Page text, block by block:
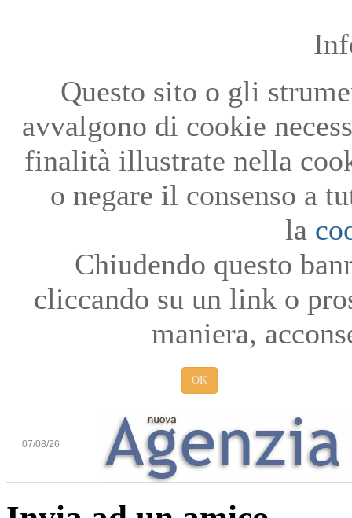
Questo sito o gli
avvalgono di cookie
finalità illustrate nella
o negare il consenso a
la
Chiudendo questo
cliccando su un link o
maniera,
OK
07/08/26